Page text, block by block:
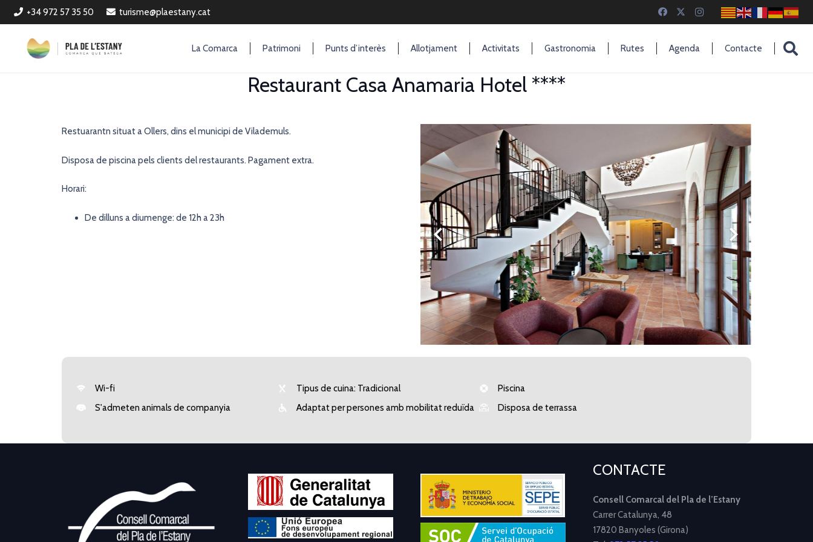
+34 972 57 35 50 turisme@plaestany.cat
La Comarca Patrimoni Punts d’interès Allotjament Activitats Gastronomia Rutes Agenda Contacte
Restaurant Casa Anamaria Hotel ****
Restuarantn situat a Ollers, dins el municipi de Vilademuls.
Disposa de piscina pels clients del restaurants. Pagament extra.
Horari:
De dilluns a diumenge: de 12h a 23h
Wi-fi Tipus de cuina: Tradicional
Piscina
S'admeten animals de companyia
Adaptat per persones amb mobilitat reduïda Disposa de terrassa
CONTACTE
Consell Comarcal del Pla de l’Estany
Carrer Catalunya, 48
17820 Banyoles (Girona)